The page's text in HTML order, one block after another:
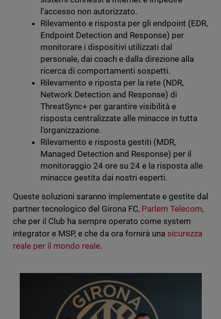
l'accesso non autorizzato.
Rilevamento e risposta per gli endpoint (EDR,
Endpoint Detection and Response) per
monitorare i dispositivi utilizzati dal
personale, dai coach e dalla direzione alla
ricerca di comportamenti sospetti.
Rilevamento e riposta per la rete (NDR,
Network Detection and Response) di
ThreatSync+ per garantire visibilità e
risposta centralizzate alle minacce in tutta
l'organizzazione.
Rilevamento e risposta gestiti (MDR,
Managed Detection and Response) per il
monitoraggio 24 ore su 24 e la risposta alle
minacce gestita dai nostri esperti.
Queste soluzioni saranno implementate e gestite dal
partner tecnologico del Girona FC, Parlem Telecom,
che per il Club ha sempre operato come system
integrator e MSP, e che da ora fornirà una sicurezza
reale per il mondo reale.